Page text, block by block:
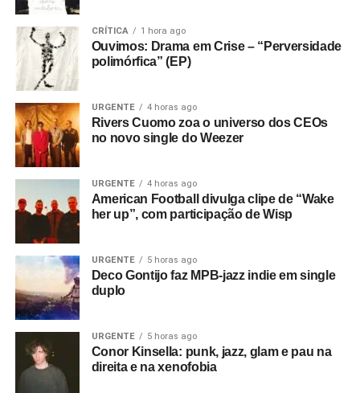
CRÍTICA 1 hora ago
Ouvimos: Drama em Crise – “Perversidade
polimórfica” (EP)
URGENTE 4 horas ago
Rivers Cuomo zoa o universo dos CEOs
no novo single do Weezer
URGENTE 4 horas ago
American Football divulga clipe de “Wake
her up”, com participação de Wisp
URGENTE 5 horas ago
Deco Gontijo faz MPB-jazz indie em single
duplo
URGENTE 5 horas ago
Conor Kinsella: punk, jazz, glam e pau na
direita e na xenofobia